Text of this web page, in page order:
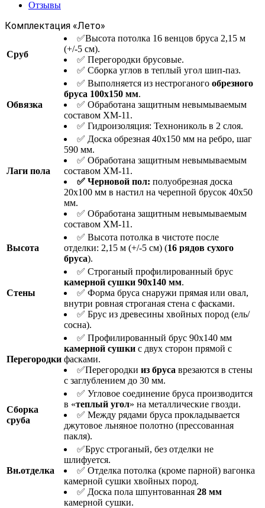
Отзывы
Комплектация «Лето»
Сруб
✅Высота потолка 16 венцов бруса 2,15 м
(+/-5 см).
✅ Перегородки брусовые.
✅ Сборка углов в теплый угол шип-паз.
Обвязка
✅ Выполняется из нестроганого обрезного
бруса 100х150 мм.
✅ Обработана защитным невымываемым
составом ХМ-11.
✅ Гидроизоляция: Технониколь в 2 слоя.
Лаги пола
✅ Доска обрезная 40х150 мм на ребро, шаг
590 мм.
✅ Обработана защитным невымываемым
составом ХМ-11.
✅ Черновой пол: полуобрезная доска
20х100 мм в настил на черепной брусок 40х50
мм.
✅ Обработана защитным невымываемым
составом ХМ-11.
Высота
✅ Высота потолка в чистоте после
отделки: 2,15 м (+/-5 см) (16 рядов сухого
бруса).
Стены
✅ Строганый профилированный брус
камерной сушки 90х140 мм.
✅ Форма бруса снаружи прямая или овал,
внутри ровная строганая стена с фасками.
✅ Брус из древесины хвойных пород (ель/
сосна).
Перегородки
✅ Профилированный брус 90х140 мм
камерной сушки с двух сторон прямой с
фасками.
✅Перегородки из бруса врезаются в стены
с заглублением до 30 мм.
Сборка
сруба
✅ Угловое соединение бруса производится
в «теплый угол» на металлические гвозди.
✅ Между рядами бруса прокладывается
джутовое льняное полотно (прессованная
пакля).
Вн.отделка
✅Брус строганый, без отделки не
шлифуется.
✅ Отделка потолка (кроме парной) вагонка
камерной сушки хвойных пород.
✅ Доска пола шпунтованная 28 мм
камерной сушки.